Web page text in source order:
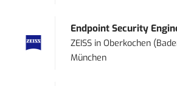
Endpoint Security
ZEISS inOberkochen
München